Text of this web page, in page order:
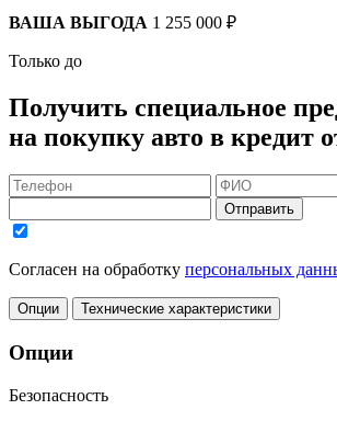
ВАША ВЫГОДА 1 255 000 ₽
Только до
Получить специальное
на покупку авто в кредит
Отправить
Согласен на обработку персональных
Опции Технические характеристики
Опции
Безопасность